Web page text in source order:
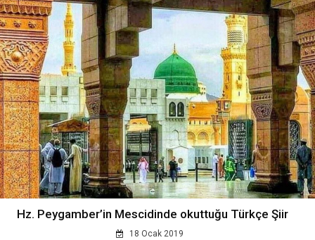
Hz. Peygamber’in Mescidinde okuttuğu Türkçe Şiir
18 Ocak 2019